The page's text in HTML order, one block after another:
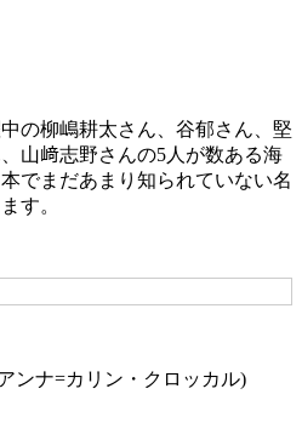
の柳嶋耕太さん、谷郁さん、堅
山﨑志野さんの5人が数ある海
でまだあまり知られていない名
す。
ンナ=カリン・クロッカル)